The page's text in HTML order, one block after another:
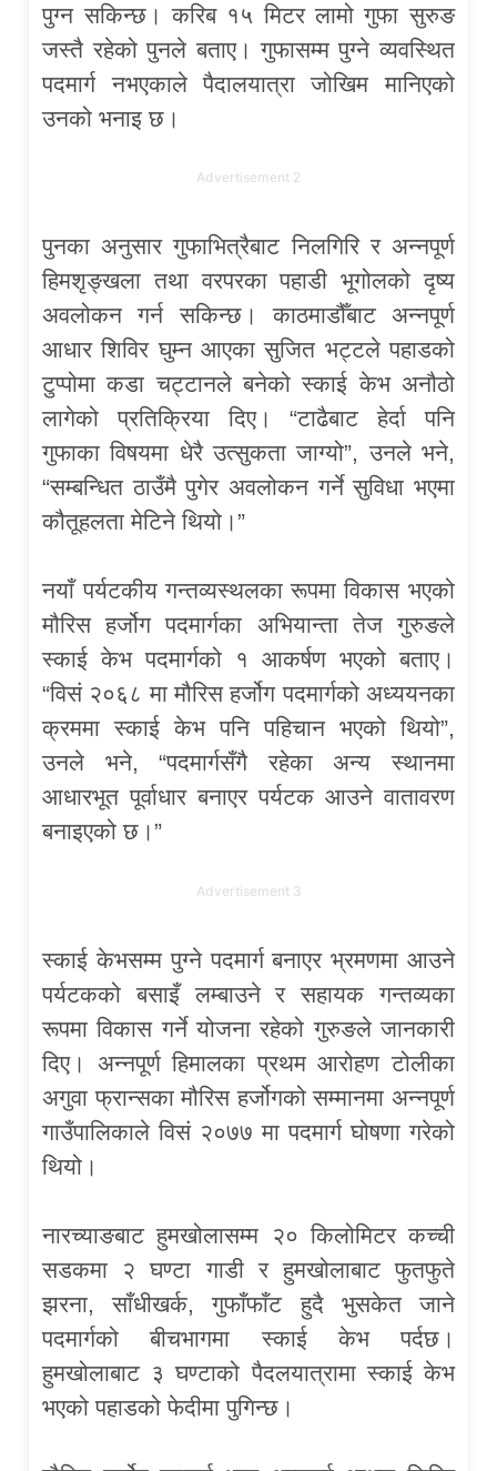
पुग्न सकिन्छ। करिब १५ मिटर लामो गुफा सुरुङ
जस्तै रहेको पुनले बताए। गुफासम्म पुग्ने व्यवस्थित
पदमार्ग नभएकाले पैदालयात्रा जोखिम मानिएको
उनको भनाइ छ।
Advertisement 2
पुनका अनुसार गुफाभित्रैबाट निलगिरि र अन्नपूर्ण
हिमशृङ्खला तथा वरपरका पहाडी भूगोलको दृष्य
अवलोकन गर्न सकिन्छ। काठमाडौँबाट अन्नपूर्ण
आधार शिविर घुम्न आएका सुजित भट्टले पहाडको
टुप्पोमा कडा चट्टानले बनेको स्काई केभ अनौठो
लागेको प्रतिक्रिया दिए। “टाढैबाट हेर्दा पनि
गुफाका विषयमा धेरै उत्सुकता जाग्यो”, उनले भने,
“सम्बन्धित ठाउँमै पुगेर अवलोकन गर्ने सुविधा भएमा
कौतूहलता मेटिने थियो।”
नयाँ पर्यटकीय गन्तव्यस्थलका रूपमा विकास भएको
मौरिस हर्जोग पदमार्गका अभियान्ता तेज गुरुङले
स्काई केभ पदमार्गको १ आकर्षण भएको बताए।
“विसं २०६८ मा मौरिस हर्जोग पदमार्गको अध्ययनका
क्रममा स्काई केभ पनि पहिचान भएको थियो”,
उनले भने, “पदमार्गसँगै रहेका अन्य स्थानमा
आधारभूत पूर्वाधार बनाएर पर्यटक आउने वातावरण
बनाइएको छ।”
Advertisement 3
स्काई केभसम्म पुग्ने पदमार्ग बनाएर भ्रमणमा आउने
पर्यटकको बसाइँ लम्बाउने र सहायक गन्तव्यका
रूपमा विकास गर्ने योजना रहेको गुरुङले जानकारी
दिए। अन्नपूर्ण हिमालका प्रथम आरोहण टोलीका
अगुवा फ्रान्सका मौरिस हर्जोगको सम्मानमा अन्नपूर्ण
गाउँपालिकाले विसं २०७७ मा पदमार्ग घोषणा गरेको
थियो।
नारच्याङबाट हुमखोलासम्म २० किलोमिटर कच्ची
सडकमा २ घण्टा गाडी र हुमखोलाबाट फुतफुते
झरना, साँधीखर्क, गुफाँफाँट हुदै भुसकेत जाने
पदमार्गको बीचभागमा स्काई केभ पर्दछ।
हुमखोलाबाट ३ घण्टाको पैदलयात्रामा स्काई केभ
भएको पहाडको फेदीमा पुगिन्छ।